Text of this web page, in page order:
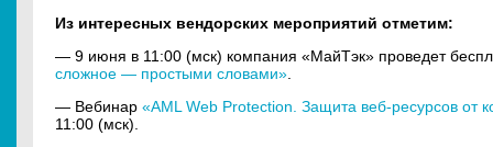
Из интересных вендорских мероприятий отметим:
— 9 июня в 11:00 (мск) компания «МайТэк» проведет
сложное — простыми словами»
— Вебинар «AML Web Protection. Защита веб-ресурсов от
11:00 (мск).